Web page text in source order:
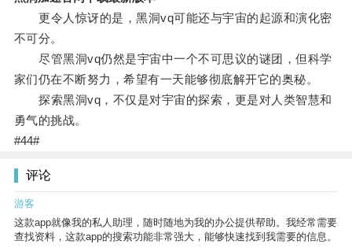
更令人惊讶的是，黑洞vq可能还与宇宙的起源和演化密
不可分。
尽管黑洞vq仍然是宇宙中一个不可思议的谜团，但科学
家们仍在不断努力，希望有一天能够彻底解开它的奥秘。
探索黑洞vq，不仅是对宇宙的探索，更是对人类智慧和
勇气的挑战。
#44#
评论
游客
这款app就像我的私人助理，随时随地为我的办公提供帮助。我经常需要
查找资料，这款app的搜索功能非常强大，能够快速找到我需要的信息。